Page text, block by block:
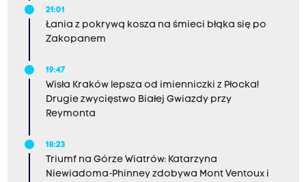
21:01
Łania z pokrywą kosza na śmieci błąka się po
Zakopanem
19:47
Wisła Kraków lepsza od imienniczki z Płocka!
Drugie zwycięstwo Białej Gwiazdy przy
Reymonta
18:23
Triumf na Górze Wiatrów: Katarzyna
Niewiadoma-Phinney zdobywa Mont Ventoux i